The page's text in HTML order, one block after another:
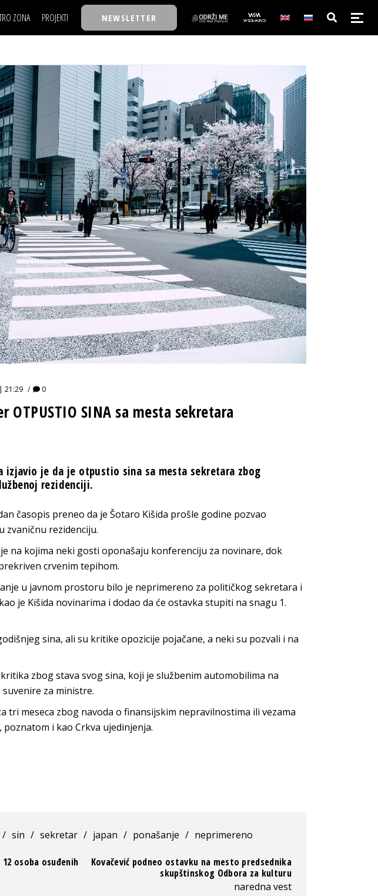
ZONA PROJEKTI
TASTY TALKS
30 ISPOD 30
BACK TO OFFICE/SCHOOL
BIZBENDOVI
BIZKOLEGIJUM
BMW BIZNIS LIGA
BIZLIFE WEEK
IZJAVA GODINE
NEWSLETTER
NAJKOLEGA
30 ISPOD 30
BACK TO OFFICE/SCHOOL
BIZBENDOVI
BIZKOLEGIJUM
BMW BIZNIS LIGA
BIZLIFE WEEK
IZJAVA GODINE
21:29 0
OTPUSTIO SINA sa mesta sekretara
izjavio je da je otpustio sina sa mesta sekretara zbog
rezidenciji.
časopis preneo da je Šotaro Kišida prošle godine pozvao
zvaničnu rezidenciju.
na kojima neki gosti oponašaju konferenciju za novinare, dok
crvenim tepihom.
u javnom prostoru bilo je neprimereno za političkog sekretara i
je Kišida novinarima i dodao da će ostavka stupiti na snagu 1.
sina, ali su kritike opozicije pojačane, a neki su pozvali i na
zbog stava svog sina, koji je službenim automobilima na
za ministre.
tri meseca zbog navoda o finansijskim nepravilnostima ili vezama
i kao Crkva ujedinjenja.
/ sin / sekretar / japan / ponašanje / neprimereno
osoba osuđenih
Kovačević podneo ostavku na mesto predsednika
skupštinskog Odbora za kulturu
naredna vest